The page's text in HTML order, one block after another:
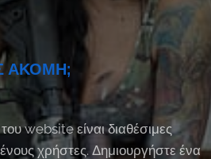
ΑΚΟΜΗ;
website είναι διαθέσιμες
χρήστες. Δημιουργήστε ένα